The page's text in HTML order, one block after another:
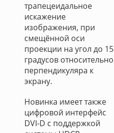
трапецеидальное
искажение
изображения, при
смещённой оси
проекции на угол до 15
градусов относительно
перпендикуляра к
экрану.
Новинка имеет также
цифровой интерфейс
DVI-D с поддержкой